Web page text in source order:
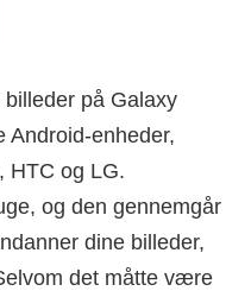
på Galaxy
Android-enheder,
HTC og LG.
og den gennemgår
dine billeder,
det måtte være